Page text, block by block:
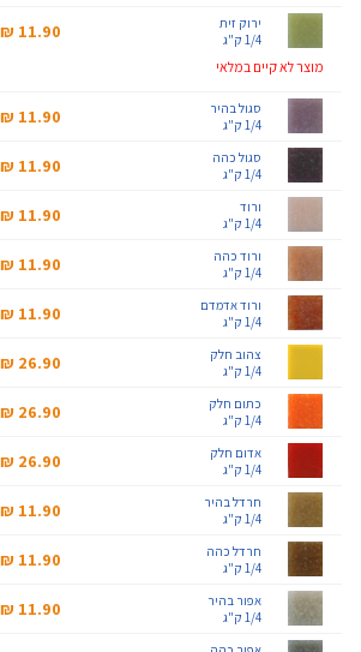
ירוק זית
1/4 ק"ג
11.90 ₪‎
מוצר לא קיים במלאי
סגול בהיר
1/4 ק"ג
11.90 ₪‎
סגול כהה
1/4 ק"ג
11.90 ₪‎
ורוד
1/4 ק"ג
11.90 ₪‎
ורוד כהה
1/4 ק"ג
11.90 ₪‎
ורוד אדמדם
1/4 ק"ג
11.90 ₪‎
צהוב חלק
1/4 ק"ג
26.90 ₪‎
כתום חלק
1/4 ק"ג
26.90 ₪‎
אדום חלק
1/4 ק"ג
26.90 ₪‎
חרדל בהיר
1/4 ק"ג
11.90 ₪‎
חרדל כהה
1/4 ק"ג
11.90 ₪‎
אפור בהיר
1/4 ק"ג
11.90 ₪‎